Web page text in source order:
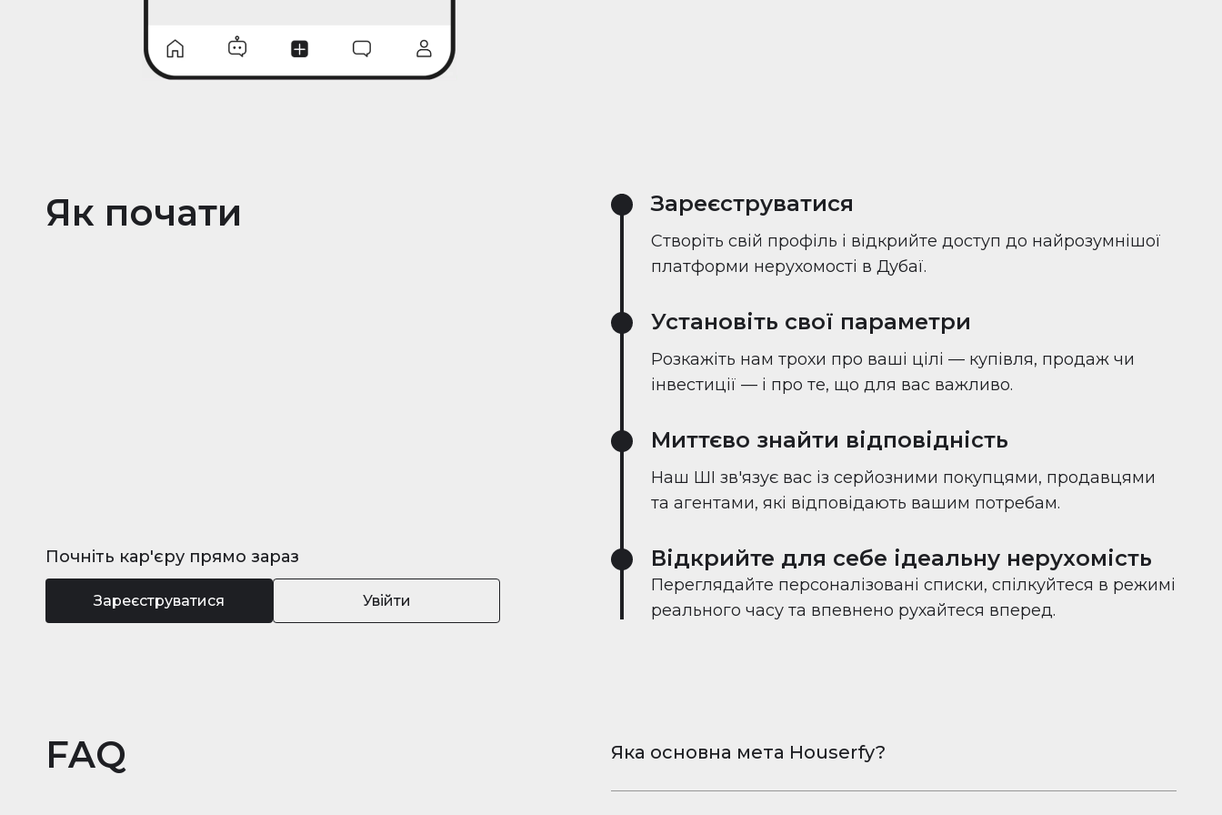
Як почати
Почніть кар'єру прямо зараз
Зареєструватися Увійти
Зареєструватися
Створіть свій профіль і відкрийте доступ до найрозумнішої
платформи нерухомості в Дубаї.
Установіть свої параметри
Розкажіть нам трохи про ваші цілі — купівля, продаж чи
інвестиції — і про те, що для вас важливо.
Миттєво знайти відповідність
Наш ШІ зв'язує вас із серйозними покупцями, продавцями
та агентами, які відповідають вашим потребам.
Відкрийте для себе ідеальну нерухомість
Переглядайте персоналізовані списки, спілкуйтеся в режимі
реального часу та впевнено рухайтеся вперед.
FAQ Яка основна мета Houserfy?